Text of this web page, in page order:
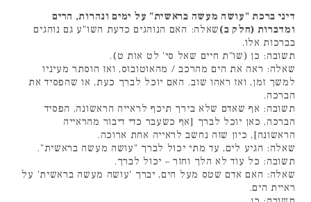
דיני ברכת "עושה מעשה בראשית" על ימים ונהרות, הרים
ומדברות (חלק ב)שאלה: האם הנוהגים כדעת השו"ע גם נוהגים
בברכות אלו.
תשובה: כן (שו"ת חיים שאל סי' לט אות ט).
שאלה: ראה את הים מהרכב / מהאוטובוס, ואז הוסתר מעיניו
למשך זמן, ואז ראהו שוב. האם יוכל לברך כעת, או שהפסיד את
הברכה.
תשובה: אף שאדם שלא בירך תיכף לראייה הראשונה, הפסיד
הברכה, כאן יוכל לברך [אף כשעבר כדי דיבור מהראייה
הראשונה], כיון שזה נחשב לראייה אחת ארוכה.
שאלה: הגיע לים, עד מתי יכול לברך "עושה מעשה בראשית".
תשובה: כל עוד לא הלך וחזר – יכול לברך.
שאלה: האם אדם שטס מעל הים, יברך 'עושה מעשה בראשית' על
ראיית הים.